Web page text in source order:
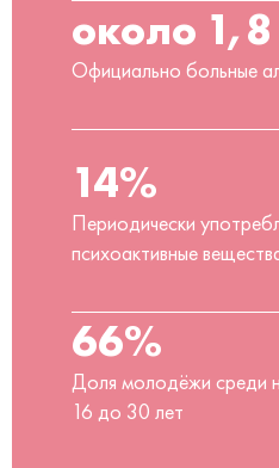
около
Официально больные
14%
Периодически
психоактивные
66%
Доля молодёжи среди
16 до 30 лет